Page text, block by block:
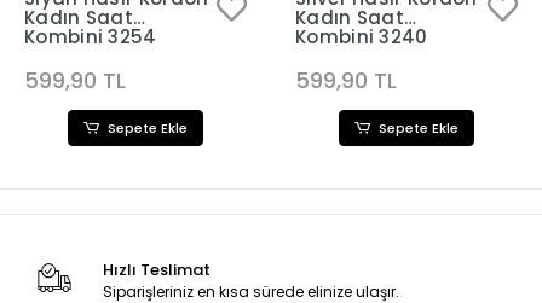
Kadın Saat
Kombini 3254
599,90 TL
Sepete Ekle
Kadın Saat
Kombini 3240
599,90 TL
Sepete Ekle
Hızlı Teslimat
Siparişleriniz en kısa sürede elinize ulaşır.